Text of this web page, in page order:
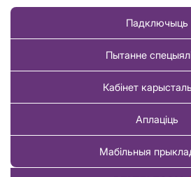
Падключыць
Пытанне
Кабінет
Аплаціць
Мабільныя